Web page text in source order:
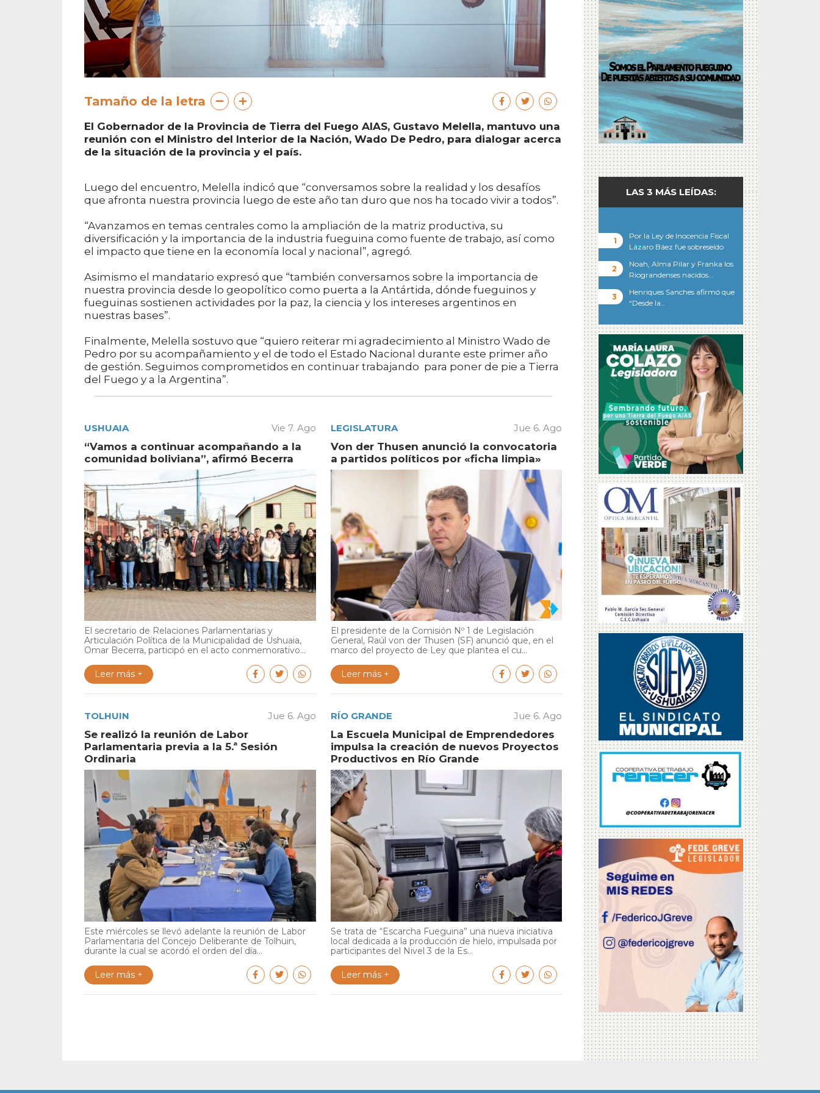
Tamaño de la letra
El Gobernador de la Provincia de Tierra del Fuego AIAS, Gustavo Melella, mantuvo una
reunión con el Ministro del Interior de la Nación, Wado De Pedro, para dialogar acerca
de la situación de la provincia y el país.
Luego del encuentro, Melella indicó que “conversamos sobre la realidad y los desafíos
que afronta nuestra provincia luego de este año tan duro que nos ha tocado vivir a todos”.
“Avanzamos en temas centrales como la ampliación de la matriz productiva, su
diversificación y la importancia de la industria fueguina como fuente de trabajo, así como
el impacto que tiene en la economía local y nacional”, agregó.
Asimismo el mandatario expresó que “también conversamos sobre la importancia de
nuestra provincia desde lo geopolítico como puerta a la Antártida, dónde fueguinos y
fueguinas sostienen actividades por la paz, la ciencia y los intereses argentinos en
nuestras bases”.
Finalmente, Melella sostuvo que “quiero reiterar mi agradecimiento al Ministro Wado de
Pedro por su acompañamiento y el de todo el Estado Nacional durante este primer año
de gestión. Seguimos comprometidos en continuar trabajando para poner de pie a Tierra
del Fuego y a la Argentina”.
USHUAIA Vie 7. Ago
“Vamos a continuar acompañando a la
comunidad boliviana”, afirmó Becerra
El secretario de Relaciones Parlamentarias y
Articulación Política de la Municipalidad de Ushuaia,
Omar Becerra, participó en el acto conmemorativo...
Leer más +
LEGISLATURA Jue 6. Ago
Von der Thusen anunció la convocatoria
a partidos políticos por «ficha limpia»
El presidente de la Comisión Nº 1 de Legislación
General, Raúl von der Thusen (SF) anunció que, en el
marco del proyecto de Ley que plantea el cu...
Leer más +
TOLHUIN Jue 6. Ago
Se realizó la reunión de Labor
Parlamentaria previa a la 5.ª Sesión
Ordinaria
Este miércoles se llevó adelante la reunión de Labor
Parlamentaria del Concejo Deliberante de Tolhuin,
durante la cual se acordó el orden del día...
Leer más +
RÍO GRANDE Jue 6. Ago
La Escuela Municipal de Emprendedores
impulsa la creación de nuevos Proyectos
Productivos en Río Grande
Se trata de “Escarcha Fueguina” una nueva iniciativa
local dedicada a la producción de hielo, impulsada por
participantes del Nivel 3 de la Es...
Leer más +
LAS 3 MÁS LEÍDAS:
Por la Ley de Inocencia Fiscal
Lázaro Báez fue sobreseído
Noah, Alma Pilar y Franka los
Riograndenses nacidos…
Henriques Sanches afirmó que
“Desde la…